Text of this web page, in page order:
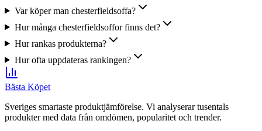
Var köper man chesterfieldsoffa?
Hur många chesterfieldsoffor finns det?
Hur rankas produkterna?
Hur ofta uppdateras rankingen?
Bästa Köpet
Sveriges smartaste produktjämförelse. Vi analyserar tusentals
produkter med data från omdömen, popularitet och trender.